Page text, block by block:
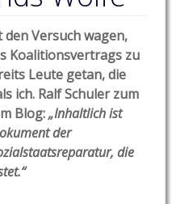
Versuch wagen,
Koalitionsvertrags zu
Leute getan, die
ich. Ralf Schuler zum
Blog:„Inhaltlich ist
der
die